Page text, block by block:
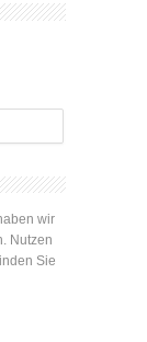
wir
Nutzen
Sie